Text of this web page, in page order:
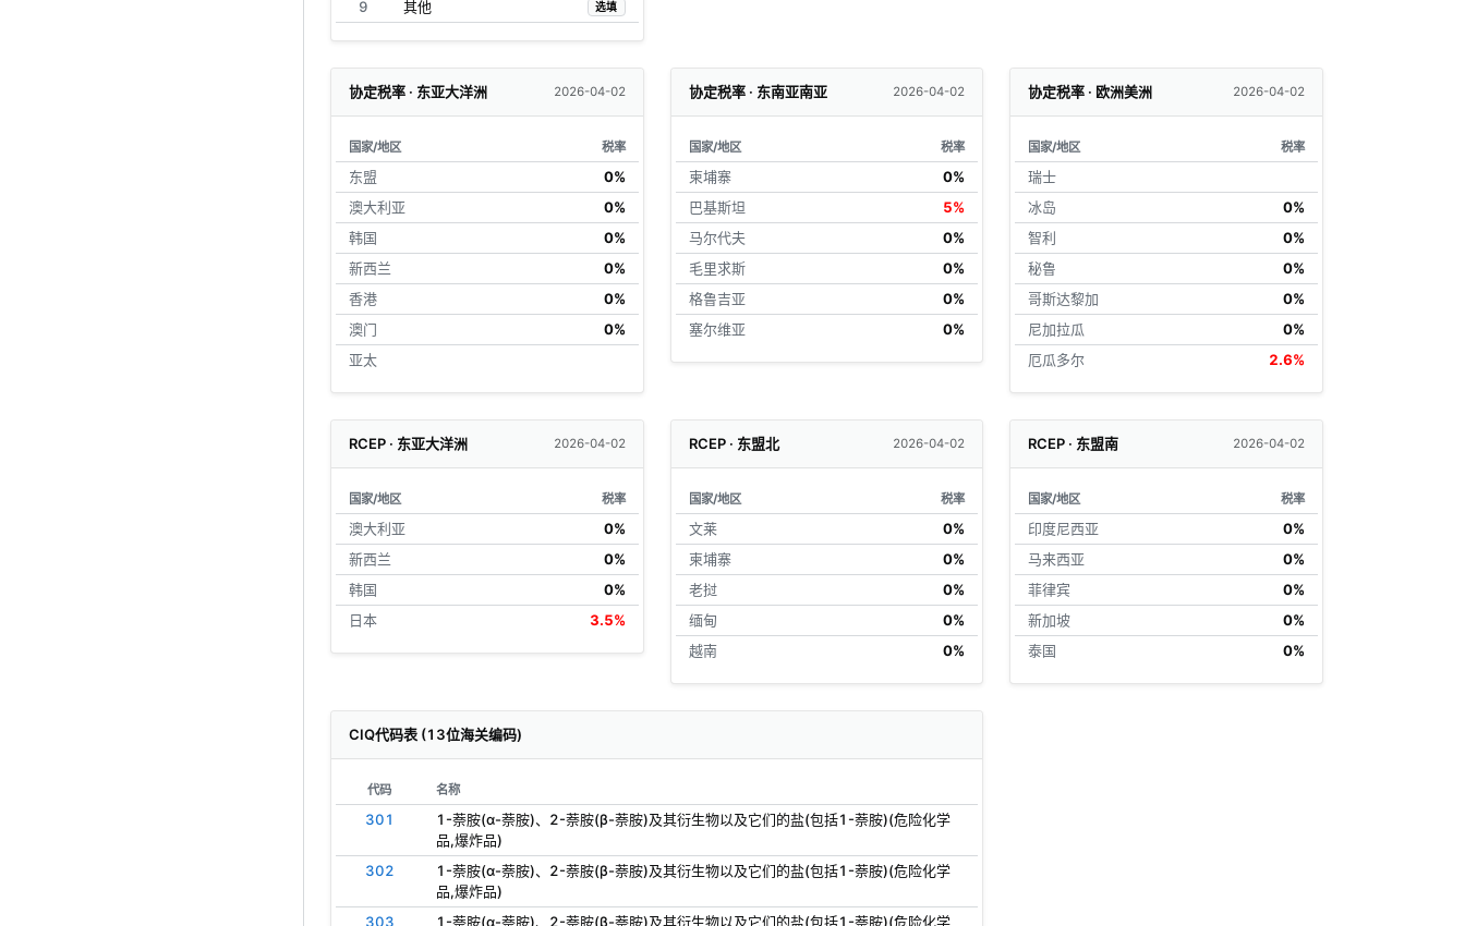
9 其他 选填
协定税率 · 东亚大洋洲 2026-04-02
国家/地区 税率
东盟
0%
澳大利亚
0%
韩国
0%
新西兰
0%
香港
0%
澳门
0%
亚太
协定税率 · 东南亚南亚 2026-04-02
国家/地区 税率
柬埔寨
0%
巴基斯坦
5%
马尔代夫
0%
毛里求斯
0%
格鲁吉亚
0%
塞尔维亚
0%
协定税率 · 欧洲美洲 2026-04-02
国家/地区 税率
瑞士
冰岛
0%
智利
0%
秘鲁
0%
哥斯达黎加
0%
尼加拉瓜
0%
厄瓜多尔
2.6%
RCEP · 东亚大洋洲 2026-04-02
国家/地区 税率
澳大利亚
0%
新西兰
0%
韩国
0%
日本
3.5%
RCEP · 东盟北 2026-04-02
国家/地区 税率
文莱
0%
柬埔寨
0%
老挝
0%
缅甸
0%
越南
0%
RCEP · 东盟南 2026-04-02
国家/地区 税率
印度尼西亚
0%
马来西亚
0%
菲律宾
0%
新加坡
0%
泰国
0%
CIQ代码表 (13位海关编码)
代码 名称
301
1-萘胺(α-萘胺)、2-萘胺(β-萘胺)及其衍生物以及它们的盐(包括1-萘胺)(危险化学
品,爆炸品)
302
1-萘胺(α-萘胺)、2-萘胺(β-萘胺)及其衍生物以及它们的盐(包括1-萘胺)(危险化学
品,爆炸品)
303
1-萘胺(α-萘胺)、2-萘胺(β-萘胺)及其衍生物以及它们的盐(包括1-萘胺)(危险化学